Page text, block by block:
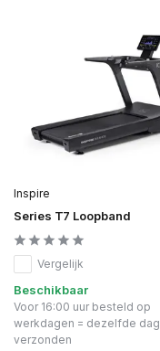
Inspire
Series T7 Loopband
Vergelijk
Beschikbaar
Voor 16:00 uur besteld op
werkdagen = dezelfde dag
verzonden